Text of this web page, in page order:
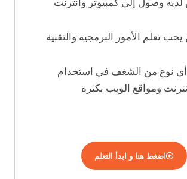
تعلم الأمور البرمجية والتقنية
أي نوع من الشغف في استخدام
ومواقع الويب بكثرة
اضغط هنا و ابدأ التعلم